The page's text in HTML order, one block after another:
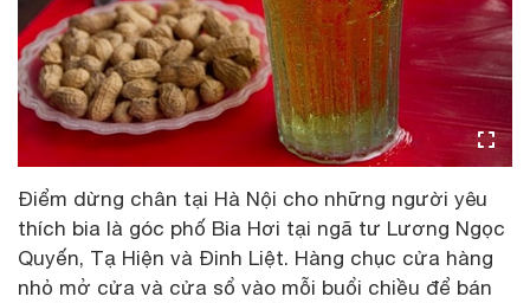
Điểm dừng chân tại Hà Nội cho những người yêu
thích bia là góc phố Bia Hơi tại ngã tư Lương Ngọc
Quyến, Tạ Hiện và Đinh Liệt. Hàng chục cửa hàng
nhỏ mở cửa và cửa sổ vào mỗi buổi chiều để bán